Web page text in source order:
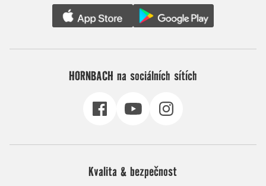
HORNBACH na sociálních sítích
Kvalita & bezpečnost